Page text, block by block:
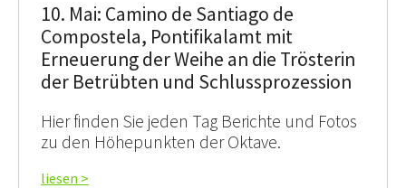
10. Mai: Camino de Santiago de
Compostela, Pontifikalamt mit
Erneuerung der Weihe an die Trösterin
der Betrübten und Schlussprozession
Hier finden Sie jeden Tag Berichte und Fotos
zu den Höhepunkten der Oktave.
liesen >